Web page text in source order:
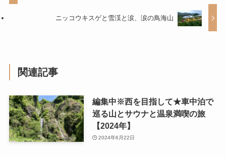
ニッコウキスゲと雪渓と涙、涙の鳥海山
関連記事
編集中※西を目指して★車中泊で
巡る山とサウナと温泉満喫の旅
【2024年】
2024年6月22日